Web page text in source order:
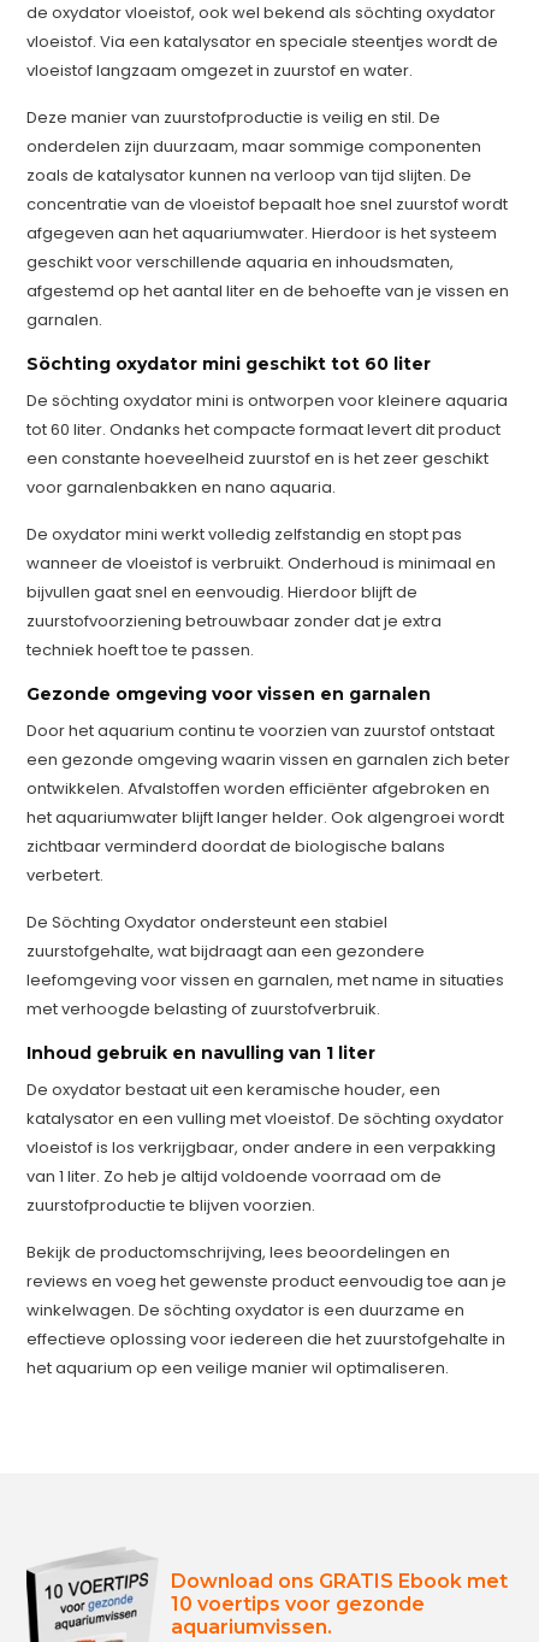
de oxydator vloeistof, ook wel bekend als söchting oxydator
vloeistof. Via een katalysator en speciale steentjes wordt de
vloeistof langzaam omgezet in zuurstof en water.
Deze manier van zuurstofproductie is veilig en stil. De
onderdelen zijn duurzaam, maar sommige componenten
zoals de katalysator kunnen na verloop van tijd slijten. De
concentratie van de vloeistof bepaalt hoe snel zuurstof wordt
afgegeven aan het aquariumwater. Hierdoor is het systeem
geschikt voor verschillende aquaria en inhoudsmaten,
afgestemd op het aantal liter en de behoefte van je vissen en
garnalen.
Söchting oxydator mini geschikt tot 60 liter
De söchting oxydator mini is ontworpen voor kleinere aquaria
tot 60 liter. Ondanks het compacte formaat levert dit product
een constante hoeveelheid zuurstof en is het zeer geschikt
voor garnalenbakken en nano aquaria.
De oxydator mini werkt volledig zelfstandig en stopt pas
wanneer de vloeistof is verbruikt. Onderhoud is minimaal en
bijvullen gaat snel en eenvoudig. Hierdoor blijft de
zuurstofvoorziening betrouwbaar zonder dat je extra
techniek hoeft toe te passen.
Gezonde omgeving voor vissen en garnalen
Door het aquarium continu te voorzien van zuurstof ontstaat
een gezonde omgeving waarin vissen en garnalen zich beter
ontwikkelen. Afvalstoffen worden efficiënter afgebroken en
het aquariumwater blijft langer helder. Ook algengroei wordt
zichtbaar verminderd doordat de biologische balans
verbetert.
De Söchting Oxydator ondersteunt een stabiel
zuurstofgehalte, wat bijdraagt aan een gezondere
leefomgeving voor vissen en garnalen, met name in situaties
met verhoogde belasting of zuurstofverbruik.
Inhoud gebruik en navulling van 1 liter
De oxydator bestaat uit een keramische houder, een
katalysator en een vulling met vloeistof. De söchting oxydator
vloeistof is los verkrijgbaar, onder andere in een verpakking
van 1 liter. Zo heb je altijd voldoende voorraad om de
zuurstofproductie te blijven voorzien.
Bekijk de productomschrijving, lees beoordelingen en
reviews en voeg het gewenste product eenvoudig toe aan je
winkelwagen. De söchting oxydator is een duurzame en
effectieve oplossing voor iedereen die het zuurstofgehalte in
het aquarium op een veilige manier wil optimaliseren.
Download ons GRATIS Ebook met
10 voertips voor gezonde
aquariumvissen.